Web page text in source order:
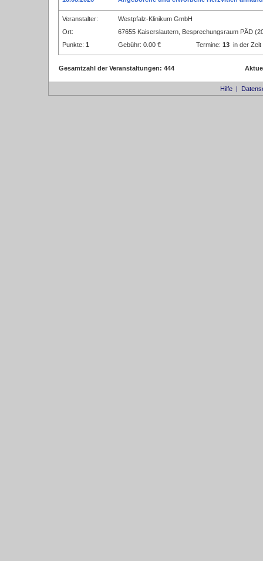
Veranstalter:
Westpfalz-Klinikum GmbH
Ort:
67655 Kaiserslautern, Besprechungsraum PÄD
Punkte: 1 Gebühr: 0.00 € Termine: 13 in der
Gesamtzahl der Veranstaltungen: 444
Hilfe|